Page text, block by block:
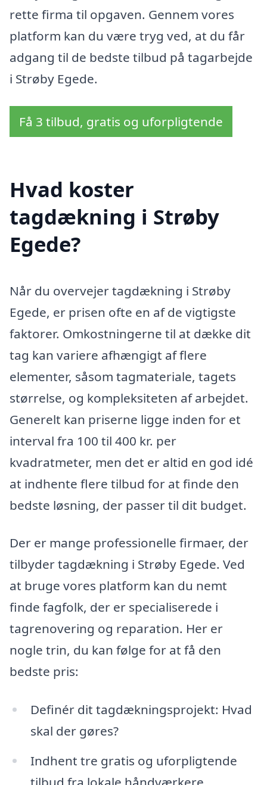
rette firma til opgaven. Gennem vores
platform kan du være tryg ved, at du får
adgang til de bedste tilbud på tagarbejde
i Strøby Egede.
Få 3 tilbud, gratis og uforpligtende
Hvad koster
tagdækning i Strøby
Egede?
Når du overvejer tagdækning i Strøby
Egede, er prisen ofte en af de vigtigste
faktorer. Omkostningerne til at dække dit
tag kan variere afhængigt af flere
elementer, såsom tagmateriale, tagets
størrelse, og kompleksiteten af arbejdet.
Generelt kan priserne ligge inden for et
interval fra 100 til 400 kr. per
kvadratmeter, men det er altid en god idé
at indhente flere tilbud for at finde den
bedste løsning, der passer til dit budget.
Der er mange professionelle firmaer, der
tilbyder tagdækning i Strøby Egede. Ved
at bruge vores platform kan du nemt
finde fagfolk, der er specialiserede i
tagrenovering og reparation. Her er
nogle trin, du kan følge for at få den
bedste pris:
Definér dit tagdækningsprojekt: Hvad
skal der gøres?
Indhent tre gratis og uforpligtende